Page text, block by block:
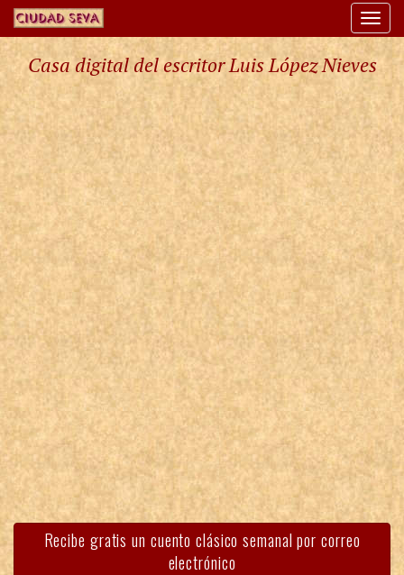
Casa digital del escritor Luis López Nieves
Recibe gratis un cuento clásico semanal por correo
electrónico